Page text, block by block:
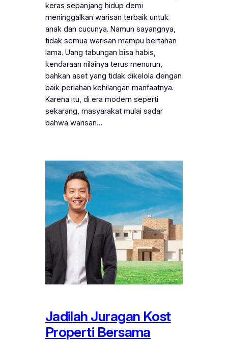
keras sepanjang hidup demi
meninggalkan warisan terbaik untuk
anak dan cucunya. Namun sayangnya,
tidak semua warisan mampu bertahan
lama. Uang tabungan bisa habis,
kendaraan nilainya terus menurun,
bahkan aset yang tidak dikelola dengan
baik perlahan kehilangan manfaatnya.
Karena itu, di era modern seperti
sekarang, masyarakat mulai sadar
bahwa warisan…
Jadilah Juragan Kost
Properti Bersama